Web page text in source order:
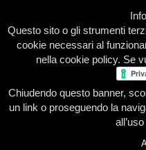
Home Presentazione
Questo sito o gli strumenti
cookie necessari al
nella cookie policy. Se
Chiudendo questo banner,
un link o proseguendo la